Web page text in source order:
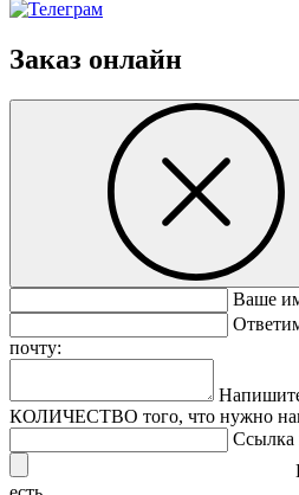
Заказ онлайн
Ваше
почту:
КОЛИЧЕСТВО того, что нужно
Ссылка